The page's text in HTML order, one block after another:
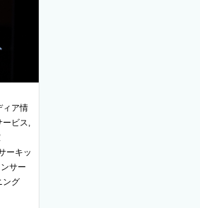
ィア情
ービス,
ーキッ
サー
ング